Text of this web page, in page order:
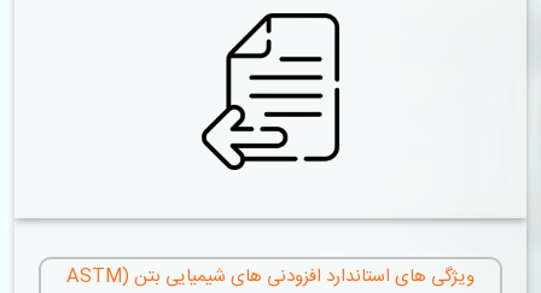
ویژگی های استاندارد افزودنی های شیمیایی بتن (ASTM